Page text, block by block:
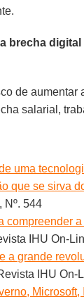
brecha
de aumentar
salarial,
uma
que se sirva
Nº. 544
compreender
IHU On-
a grande
IHU On-
Microsoft,